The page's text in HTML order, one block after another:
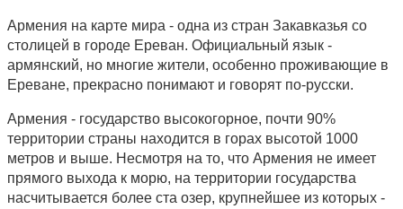
Армения на карте мира - одна из стран Закавказья со
столицей в городе Ереван. Официальный язык -
армянский, но многие жители, особенно проживающие в
Ереване, прекрасно понимают и говорят по-русски.
Армения - государство высокогорное, почти 90%
территории страны находится в горах высотой 1000
метров и выше. Несмотря на то, что Армения не имеет
прямого выхода к морю, на территории государства
насчитывается более ста озер, крупнейшее из которых -